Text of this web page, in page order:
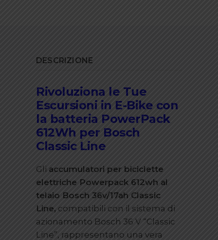
DESCRIZIONE
Rivoluziona le Tue
Escursioni in E-Bike con
la batteria PowerPack
612Wh per Bosch
Classic Line
Gli accumulatori per biciclette
elettriche Powerpack 612wh al
telaio Bosch 36v/17ah Classic
Line, compatibili con il sistema di
azionamento Bosch 36 V “Classic
Line”, rappresentano una vera